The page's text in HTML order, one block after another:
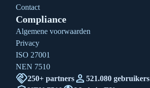
Contact
Compliance
Algemene voorwaarden
Privacy
ISO 27001
NEN 7510
handshake250+ partners person 521.080 gebruikers